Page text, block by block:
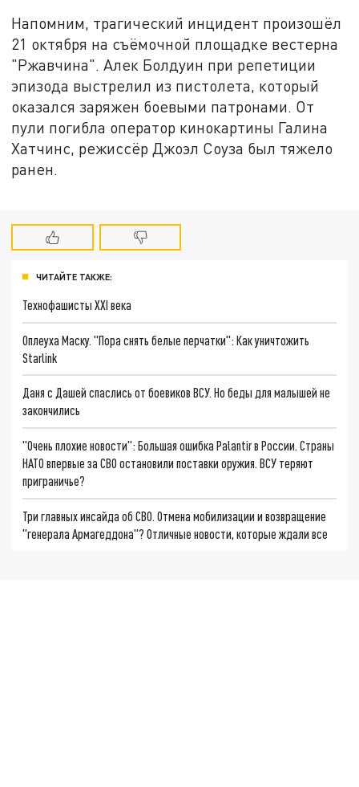
Напомним, трагический инцидент произошёл
21 октября на съёмочной площадке вестерна
"Ржавчина". Алек Болдуин при репетиции
эпизода выстрелил из пистолета, который
оказался заряжен боевыми патронами. От
пули погибла оператор кинокартины Галина
Хатчинс, режиссёр Джоэл Соуза был тяжело
ранен.
ЧИТАЙТЕ ТАКЖЕ:
Технофашисты XXI века
Оплеуха Маску. "Пора снять белые перчатки": Как уничтожить
Starlink
Даня с Дашей спаслись от боевиков ВСУ. Но беды для малышей не
закончились
"Очень плохие новости": Большая ошибка Palantir в России. Страны
НАТО впервые за СВО остановили поставки оружия. ВСУ теряют
приграничье?
Три главных инсайда об СВО. Отмена мобилизации и возвращение
"генерала Армагеддона"? Отличные новости, которые ждали все